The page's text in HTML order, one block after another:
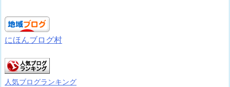
にほんブログ村
人気ブログランキング